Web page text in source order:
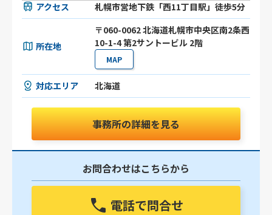
アクセス 札幌市営地下鉄「西11丁目駅」徒歩5分
所在地
〒060-0062 北海道札幌市中央区南2条西
10-1-4 第2サントービル 2階
MAP
対応エリア 北海道
事務所の詳細を見る
お問合わせはこちらから
電話で問合せ